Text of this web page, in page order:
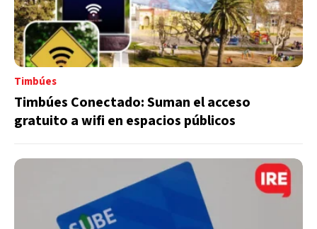
Timbúes
Timbúes Conectado: Suman el acceso
gratuito a wifi en espacios públicos